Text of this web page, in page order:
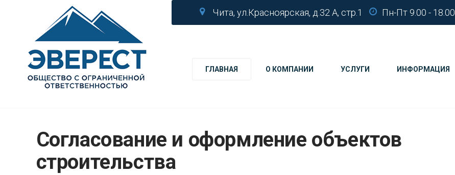
Чита, ул.Красноярская, д.32 А, стр.1 Пн-Пт 9.00 - 18.00
ГЛАВНАЯ О КОМПАНИИ УСЛУГИ ИНФОРМАЦИЯ
Согласование и оформление объектов
строительства